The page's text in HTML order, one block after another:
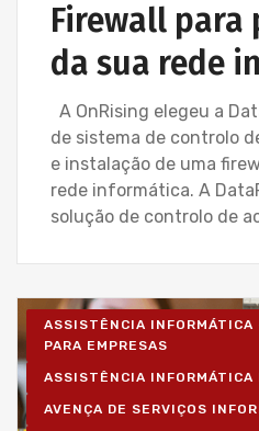
Firewall para
da sua rede
A OnRising elegeu a
de sistema de controlo
e instalação de uma
rede informática. A
solução de controlo de
ASSISTÊNCIA
PARA EMPRESAS
ASSISTÊNCIA INFORMÁTICA
AVENÇA DE SERVIÇOS